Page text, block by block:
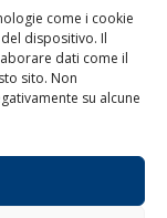
come i cookie
dispositivo. Il
dati come il
sito. Non
su alcune